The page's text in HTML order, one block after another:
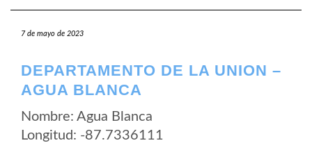
7 de mayo de 2023
DEPARTAMENTO DE LA UNION –
AGUA BLANCA
Nombre: Agua Blanca
Longitud: -87.7336111